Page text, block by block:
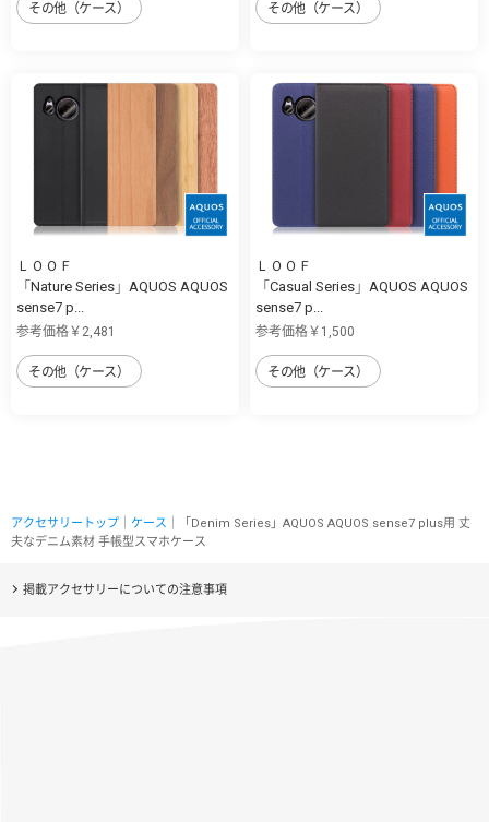
その他（ケース） その他（ケース）
ＬＯＯＦ
「Nature Series」AQUOS AQUOS
sense7 p...
参考価格￥2,481
その他（ケース）
ＬＯＯＦ
「Casual Series」AQUOS AQUOS
sense7 p...
参考価格￥1,500
その他（ケース）
アクセサリートップ ケース ｜「Denim Series」AQUOS AQUOS sense7 plus用 丈
夫なデニム素材 手帳型スマホケース
掲載アクセサリーについての注意事項